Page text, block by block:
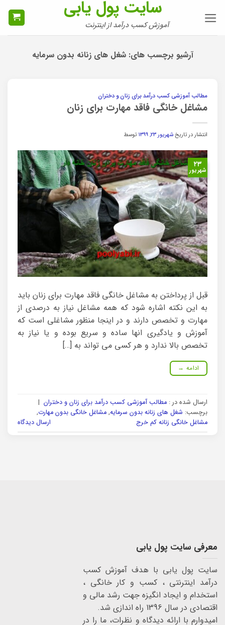
سایت پول یابی
آموزش کسب درآمد از اینترنت
آرشیو برچسب های:شغل های زنانه بدون سرمایه
مطالب آموزشی کسب درآمد برای زنان و دختران
مشاغل خانگی فاقد مهارت برای زنان
انتشار در تاریخشهریور ۲۳, ۱۳۹۹ توسط
۲۳
شهریور
قبل از پرداختن به مشاغل خانگی فاقد مهارت برای زنان باید
به این نکته اشاره شود که همه مشاغل نیاز به درصدی از
مهارت و تخصص دارند و در اینجا منظور مشاغلی است که
آموزش و یادگیری انها ساده و سریع بوده و یا نیاز به
تخصص بالا ندارد و هر کسی می تواند به […]
ادامه →
ارسال شده در : مطالب آموزشی کسب درآمد برای زنان و دختران |
برچسب: شغل های زنانه بدون سرمایه, مشاغل خانگی بدون مهارت,
مشاغل خانگی زنانه کم خرج
ارسال دیدگاه
معرفی سایت پول یابی
سایت پول یابی با هدف آموزش کسب
درآمد اینترنتی ، کسب و کار خانگی ،
استخدام و ایجاد انگیزه جهت رشد مالی و
اقتصادی در سال 1396 راه اندازی شد.
امیدوارم با ارائه دیدگاه و نظرات، ما را در